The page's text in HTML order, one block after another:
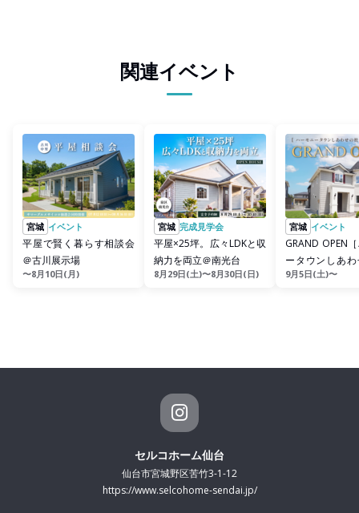
関連イベント
宮城 イベント
平屋で賢く暮らす相談会
＠古川展示場
〜8月10日(月)
宮城 完成見学会
平屋×25坪。広々LDKと収
納力を両立＠南光台
8月29日(土)〜8月30日(日)
宮城 イベント
GRAND OPEN
ータウンしあ
デルハウス］誕
9月5日(土)〜
セルコホーム仙台
仙台市宮城野区苦竹3-1-12
https://www.selcohome-sendai.jp/